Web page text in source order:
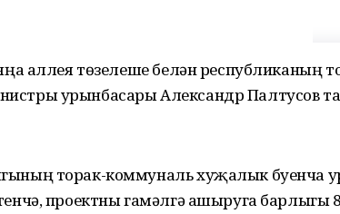
аллея төзелеше белән республиканың
урынбасары Александр Палтусов
торак-коммуналь хуҗалык буенча
проектны гамәлгә ашыруга барлыгы